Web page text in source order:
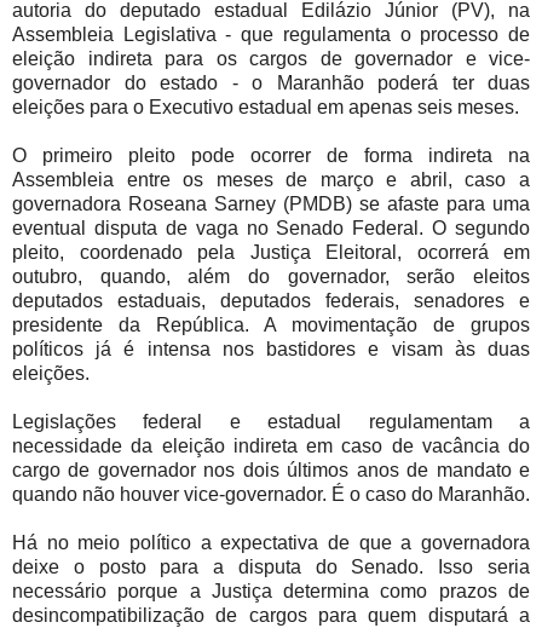
autoria do deputado estadual Edilázio Júnior (PV), na
Assembleia Legislativa - que regulamenta o processo de
eleição indireta para os cargos de governador e vice-
governador do estado - o Maranhão poderá ter duas
eleições para o Executivo estadual em apenas seis meses.
O primeiro pleito pode ocorrer de forma indireta na
Assembleia entre os meses de março e abril, caso a
governadora Roseana Sarney (PMDB) se afaste para uma
eventual disputa de vaga no Senado Federal. O segundo
pleito, coordenado pela Justiça Eleitoral, ocorrerá em
outubro, quando, além do governador, serão eleitos
deputados estaduais, deputados federais, senadores e
presidente da República. A movimentação de grupos
políticos já é intensa nos bastidores e visam às duas
eleições.
Legislações federal e estadual regulamentam a
necessidade da eleição indireta em caso de vacância do
cargo de governador nos dois últimos anos de mandato e
quando não houver vice-governador. É o caso do Maranhão.
Há no meio político a expectativa de que a governadora
deixe o posto para a disputa do Senado. Isso seria
necessário porque a Justiça determina como prazos de
desincompatibilização de cargos para quem disputará a